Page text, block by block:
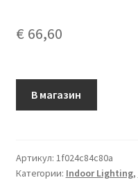
€ 66,60
В магазин
Артикул: 1f024c84c80a
Категории: Indoor Lighting,